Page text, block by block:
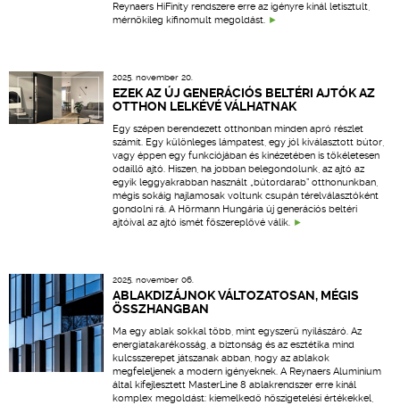
Reynaers HiFinity rendszere erre az igényre kínál letisztult,
mérnökileg kifinomult megoldást.
2025. november 20.
EZEK AZ ÚJ GENERÁCIÓS BELTÉRI AJTÓK AZ
OTTHON LELKÉVÉ VÁLHATNAK
Egy szépen berendezett otthonban minden apró részlet
számít. Egy különleges lámpatest, egy jól kiválasztott bútor,
vagy éppen egy funkciójában és kinézetében is tökéletesen
odaillő ajtó. Hiszen, ha jobban belegondolunk, az ajtó az
egyik leggyakrabban használt „bútordarab” otthonunkban,
mégis sokáig hajlamosak voltunk csupán térelválasztóként
gondolni rá. A Hörmann Hungária új generációs beltéri
ajtóival az ajtó ismét főszereplővé válik.
2025. november 06.
ABLAKDIZÁJNOK VÁLTOZATOSAN, MÉGIS
ÖSSZHANGBAN
Ma egy ablak sokkal több, mint egyszerű nyílászáró. Az
energiatakarékosság, a biztonság és az esztétika mind
kulcsszerepet játszanak abban, hogy az ablakok
megfeleljenek a modern igényeknek. A Reynaers Aluminium
által kifejlesztett MasterLine 8 ablakrendszer erre kínál
komplex megoldást: kiemelkedő hőszigetelési értékekkel,